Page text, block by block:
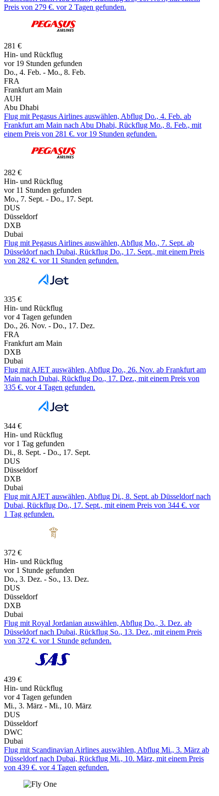
Preis von 279 €. vor 2 Tagen gefunden.
281 €
Hin- und Rückflug
vor 19 Stunden gefunden
Do., 4. Feb. - Mo., 8. Feb.
FRA
Frankfurt am Main
AUH
Abu Dhabi
Flug mit Pegasus Airlines auswählen, Abflug Do., 4. Feb. ab
Frankfurt am Main nach Abu Dhabi, Rückflug Mo., 8. Feb., mit
einem Preis von 281 €. vor 19 Stunden gefunden.
282 €
Hin- und Rückflug
vor 11 Stunden gefunden
Mo., 7. Sept. - Do., 17. Sept.
DUS
Düsseldorf
DXB
Dubai
Flug mit Pegasus Airlines auswählen, Abflug Mo., 7. Sept. ab
Düsseldorf nach Dubai, Rückflug Do., 17. Sept., mit einem Preis
von 282 €. vor 11 Stunden gefunden.
335 €
Hin- und Rückflug
vor 4 Tagen gefunden
Do., 26. Nov. - Do., 17. Dez.
FRA
Frankfurt am Main
DXB
Dubai
Flug mit AJET auswählen, Abflug Do., 26. Nov. ab Frankfurt am
Main nach Dubai, Rückflug Do., 17. Dez., mit einem Preis von
335 €. vor 4 Tagen gefunden.
344 €
Hin- und Rückflug
vor 1 Tag gefunden
Di., 8. Sept. - Do., 17. Sept.
DUS
Düsseldorf
DXB
Dubai
Flug mit AJET auswählen, Abflug Di., 8. Sept. ab Düsseldorf nach
Dubai, Rückflug Do., 17. Sept., mit einem Preis von 344 €. vor
1 Tag gefunden.
372 €
Hin- und Rückflug
vor 1 Stunde gefunden
Do., 3. Dez. - So., 13. Dez.
DUS
Düsseldorf
DXB
Dubai
Flug mit Royal Jordanian auswählen, Abflug Do., 3. Dez. ab
Düsseldorf nach Dubai, Rückflug So., 13. Dez., mit einem Preis
von 372 €. vor 1 Stunde gefunden.
439 €
Hin- und Rückflug
vor 4 Tagen gefunden
Mi., 3. März - Mi., 10. März
DUS
Düsseldorf
DWC
Dubai
Flug mit Scandinavian Airlines auswählen, Abflug Mi., 3. März ab
Düsseldorf nach Dubai, Rückflug Mi., 10. März, mit einem Preis
von 439 €. vor 4 Tagen gefunden.